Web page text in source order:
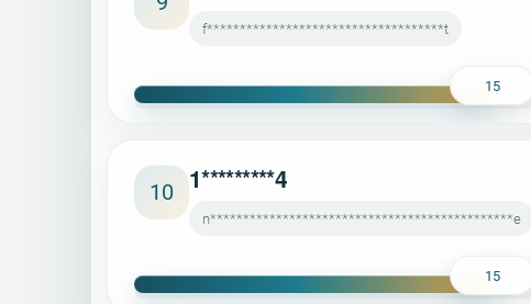
f************************************t
15
10 1*********4
n**********************************************e
15